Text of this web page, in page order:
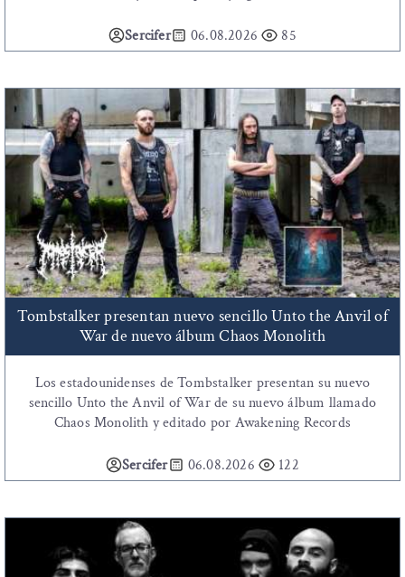
Sercifer 06.08.2026 85
Tombstalker presentan nuevo sencillo Unto the Anvil of
War de nuevo álbum Chaos Monolith
Los estadounidenses de Tombstalker presentan su nuevo
sencillo Unto the Anvil of War de su nuevo álbum llamado
Chaos Monolith y editado por Awakening Records
Sercifer 06.08.2026 122